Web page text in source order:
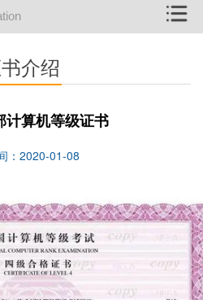
介绍
计算机等级证书
：2020-01-08